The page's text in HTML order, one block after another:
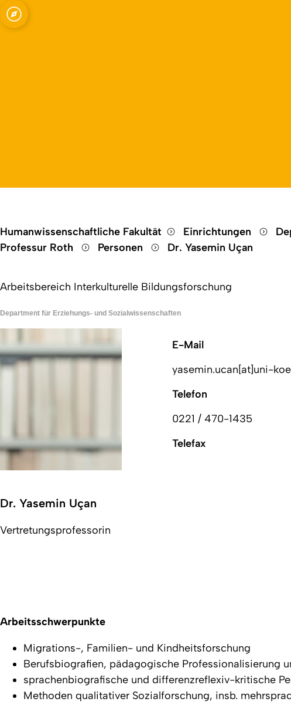
Bildungsforschung
Open quicklink menu
Humanwissenschaftliche Fakultät Einrichtungen
Professur Roth
Personen Dr. Yasemin Uçan
Arbeitsbereich Interkulturelle Bildungsforschung
Department für Erziehungs- und Sozialwissenschaften
Dr. Yasemin Uçan
Vertretungsprofessorin
E-Mail
yasemin.ucan[at]uni-
Telefon
0221 / 470-1435
Telefax
Arbeitsschwerpunkte
Migrations-, Familien- und Kindheitsforschung
Berufsbiografien, pädagogische Professionalisierung
sprachenbiografische und differenzreflexiv-kritische
Methoden qualitativer Sozialforschung, insb.